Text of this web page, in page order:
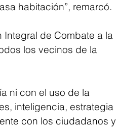
habitación”, remarcó.
de Combate a la
los vecinos de la
ni con el uso de la
inteligencia, estrategia
con los ciudadanos y